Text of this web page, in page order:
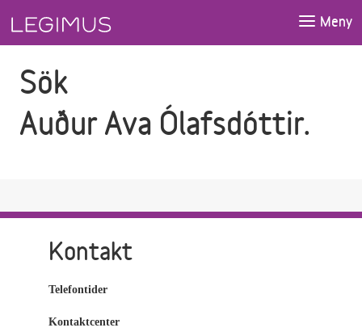
Meny
Sök
Auður Ava Ólafsdóttir.
Kontakt
Telefontider
Kontaktcenter